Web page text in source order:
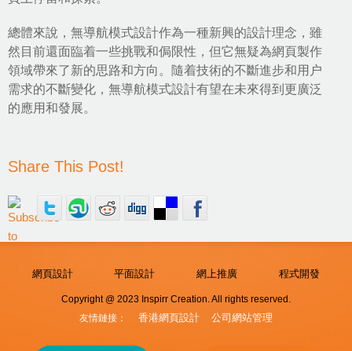
總體來說，無導航模式設計作為一種新興的設計理念，雖
然目前還面臨着一些挑戰和侷限性，但它無疑為網頁製作
領域帶來了新的思路和方向。隨着技術的不斷進步和用户
需求的不斷變化，無導航模式設計有望在未來得到更廣泛
的應用和發展。
Share This Post!
網頁設計 平面設計 網上推廣 程式開發
Copyright @ 2023 Inspirr Creation. All rights reserved.
友情鏈接：
香港網頁設計 公司網站管理